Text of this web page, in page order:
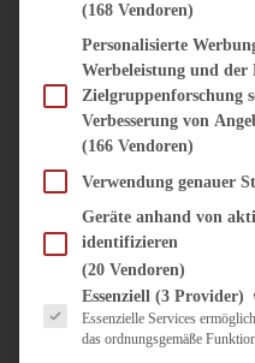
(168 Vendoren)
Personalisierte
Werbeleistung und
Zielgruppenforschung
Verbesserung von
(166 Vendoren)
Verwendung genauer
Geräte anhand von
identifizieren
(20 Vendoren)
Es folgt eine Liste der Service-
Essenziell (3 Provider)
Essenzielle Services
das ordnungsgemäße